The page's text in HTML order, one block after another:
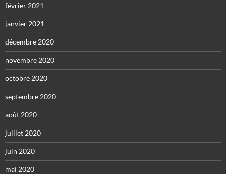
février 2021
janvier 2021
décembre 2020
novembre 2020
octobre 2020
septembre 2020
août 2020
juillet 2020
juin 2020
mai 2020